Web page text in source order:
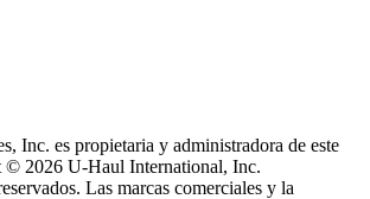
Inc. es propietaria y administradora de este
© 2026 U-Haul International, Inc.
Las marcas comerciales y la